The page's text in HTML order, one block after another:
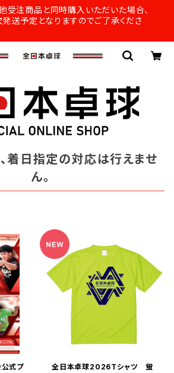
受注商品と同時購入いただいた場合、
送予定となりますのでご了承くださ
着日指定の対応は行えませ
ん。
式プ
全日本卓球2026Tシャツ 蛍